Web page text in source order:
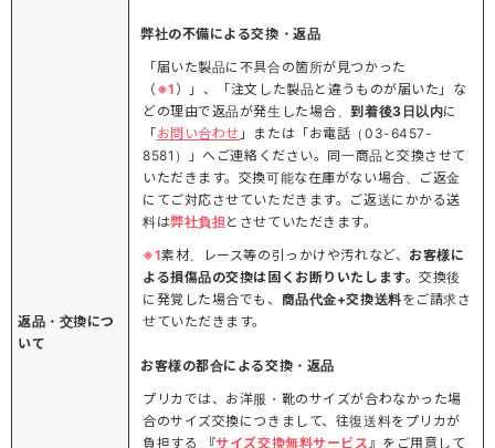
返品・交換につ
いて
弊社の不備による交換・返品
「届いた製品に不具合の箇所が見つかった
（ ※1 ）」、「注文した製品と違うものが届いた」な
どの理由で返品が発生した場合、到着後3日以内に
「お問い合わせ 」または「お電話（03-6457-
8581）」へご連絡ください。同一商品と交換させて
いただきます。交換可能な在庫がない場合、ご返金
にてご対応させていただきます。ご返送にかかる送
料は弊社負担とさせていただきます。
※1素材、レース等の引っかけや汚れなど、 お客様に
よる損傷品の交換は固くお断りいたします。交換後
に発覚した場合でも、 商品代金+交換送料をご請求さ
せていただきます。
お客様の都合による交換・返品
プリカでは、お洋服・靴のサイズが合わなかった場
合のサイズ交換につきまして、往復送料をプリカが
負担する 『サイズ交換無料サービス』をご用意して